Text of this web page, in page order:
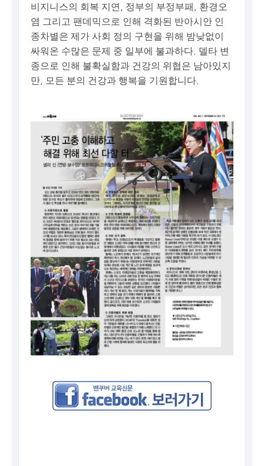
비지니스의 회복 지연, 정부의 부정부패, 환경오
염 그리고 팬데믹으로 인해 격화된 반아시안 인
종차별은 제가 사회 정의 구현을 위해 밤낮없이
싸워온 수많은 문제 중 일부에 불과하다. 델타 변
종으로 인해 불확실함과 건강의 위협은 남아있지
만, 모든 분의 건강과 행복을 기원합니다.